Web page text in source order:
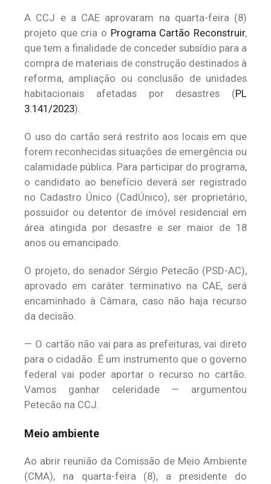
A CCJ e a CAE aprovaram na quarta-feira (8)
projeto que cria o Programa Cartão Reconstruir,
que tem a finalidade de conceder subsídio para a
compra de materiais de construção destinados à
reforma, ampliação ou conclusão de unidades
habitacionais afetadas por desastres (PL
3.141/2023).
O uso do cartão será restrito aos locais em que
forem reconhecidas situações de emergência ou
calamidade pública. Para participar do programa,
o candidato ao benefício deverá ser registrado
no Cadastro Único (CadÚnico), ser proprietário,
possuidor ou detentor de imóvel residencial em
área atingida por desastre e ser maior de 18
anos ou emancipado.
O projeto, do senador Sérgio Petecão (PSD-AC),
aprovado em caráter terminativo na CAE, será
encaminhado à Câmara, caso não haja recurso
da decisão.
— O cartão não vai para as prefeituras, vai direto
para o cidadão. É um instrumento que o governo
federal vai poder aportar o recurso no cartão.
Vamos ganhar celeridade — argumentou
Petecão na CCJ.
Meio ambiente
Ao abrir reunião da Comissão de Meio Ambiente
(CMA), na quarta-feira (8), a presidente do